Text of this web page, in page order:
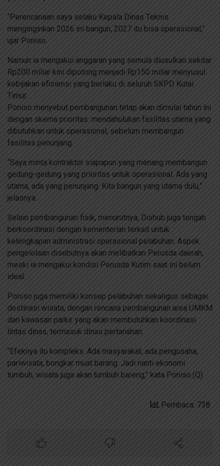
“Perencanaan saya selaku Kepala Dinas Teknis
menginginkan 2026 ini bangun, 2027 itu bisa operasional,”
ujar Poniso.
Namun ia mengakui anggaran yang semula diusulkan sekitar
Rp200 miliar kini dipotong menjadi Rp150 miliar menyusul
kebijakan efisiensi yang berlaku di seluruh SKPD Kutai
Timur.
Poniso menyebut pembangunan tetap akan dimulai tahun ini
dengan skema prioritas: mendahulukan fasilitas utama yang
dibutuhkan untuk operasional, sebelum membangun
fasilitas penunjang.
“Saya minta kontraktor siapapun yang menang membangun
gedung-gedung yang prioritas untuk operasional. Ada yang
utama, ada yang penunjang. Kita bangun yang utama dulu,”
jelasnya.
Selain pembangunan fisik, menurutnya, Dishub juga tengah
berkoordinasi dengan kementerian terkait untuk
kelengkapan administrasi operasional pelabuhan. Aspek
pengelolaan disebutnya akan melibatkan Perusda daerah,
meski ia mengakui kondisi Perusda Kutim saat ini belum
ideal.
Poniso juga memiliki konsep pelabuhan sekaligus sebagai
destinasi wisata, dengan rencana pembangunan area UMKM
dan kawasan parkir yang akan membutuhkan koordinasi
lintas dinas, termasuk dinas pertanahan.
“Efeknya itu kompleks. Ada masyarakat, ada pengusaha,
pariwisata, bongkar muat barang. Jadi nanti ekonomi
tumbuh, wisata juga akan tumbuh bareng,” kata Poniso.(Q)
Pembaca: 738